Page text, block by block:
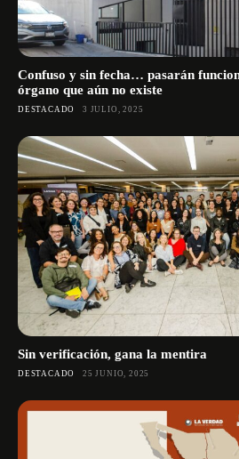
Confuso y sin fecha… pasarán
órgano que aún no existe
DESTACADO 3 JULIO, 2025
Sin verificación, gana la mentira
DESTACADO 25 JUNIO, 2025